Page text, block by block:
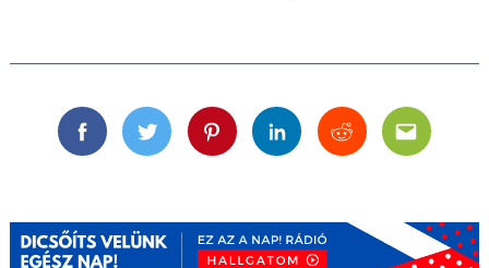
FacebookTwitterPinterestLinkedinRedditEmail